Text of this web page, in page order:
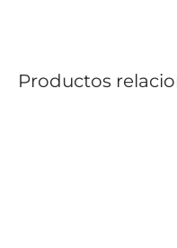
Productos